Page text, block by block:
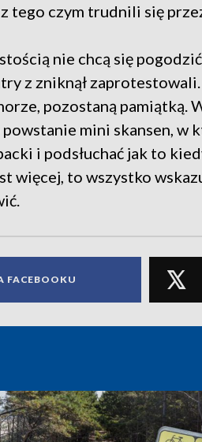
tego czym trudnili się
nie chcą się
z zniknął
pozostaną pamiątką.
powstanie mini skansen,
i podsłuchać jak to
więcej, to wszystko
FACEBOOKU